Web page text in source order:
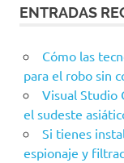
ENTRADAS
Cómo las
para el robo sin
Visual Studio
el sudeste
Si tienes
espionaje y